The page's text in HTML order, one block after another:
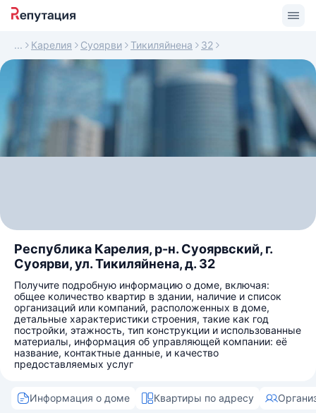
Карелия Суоярви Тикиляйнена 32
Республика Карелия, р-н. Суоярвский, г.
Суоярви, ул. Тикиляйнена, д. 32
Получите подробную информацию о доме, включая:
общее количество квартир в здании, наличие и список
организаций или компаний, расположенных в доме,
детальные характеристики строения, такие как год
постройки, этажность, тип конструкции и использованные
материалы, информация об управляющей компании: её
название, контактные данные, и качество
предоставляемых услуг
Информация о доме Квартиры по адресу